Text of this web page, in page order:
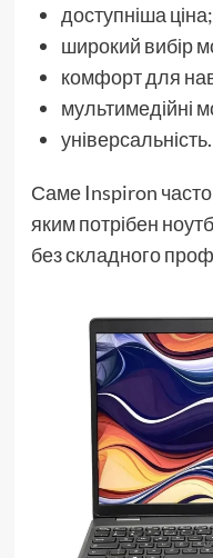
доступніша ціна;
широкий вибір
комфорт для
мультимедійні
універсальність.
Саме Inspiron часто
яким потрібен
без складного